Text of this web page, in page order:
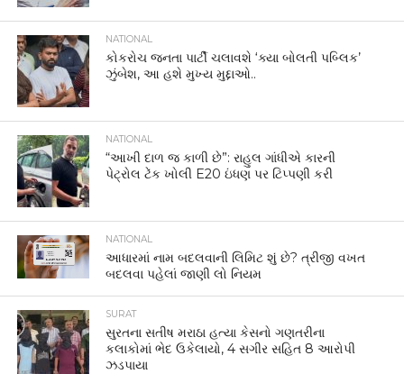
NATIONAL
કોકરોચ જનતા પાર્ટી ચલાવશે ‘ક્યા બોલતી પબ્લિક’
ઝુંબેશ, આ હશે મુખ્ય મુદ્દાઓ..
NATIONAL
“આખી દાળ જ કાળી છે”: રાહુલ ગાંધીએ કારની
પેટ્રોલ ટેંક ખોલી E20 ઇંધણ પર ટિપ્પણી કરી
NATIONAL
આધારમાં નામ બદલવાની લિમિટ શું છે? ત્રીજી વખત
બદલવા પહેલાં જાણી લો નિયમ
SURAT
સુરતના સતીષ મરાઠા હત્યા કેસનો ગણતરીના
કલાકોમાં ભેદ ઉકેલાયો, 4 સગીર સહિત 8 આરોપી
ઝડપાયા